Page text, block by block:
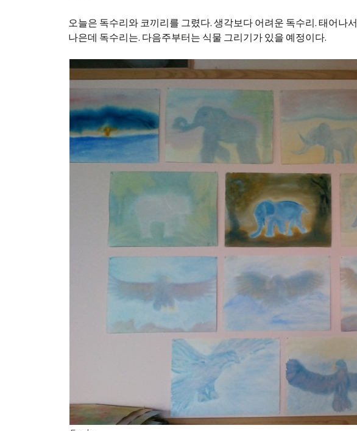
오늘은 독수리와 코끼리를 그렸다. 생각보다 어려운 독수리. 태어나
나은데 독수리는. 다음주부터는 식물 그리기가 있을 예정이다.